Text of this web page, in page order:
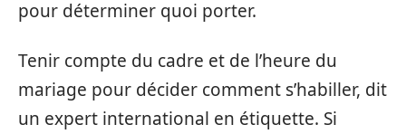
pour déterminer quoi porter.
Tenir compte du cadre et de l’heure du
mariage pour décider comment s’habiller, dit
un expert international en étiquette. Si